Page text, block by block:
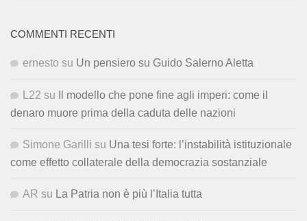
COMMENTI RECENTI
ernesto su Un pensiero su Guido Salerno Aletta
L22 su
Il modello che pone fine agli imperi: come il
denaro muore prima della caduta delle nazioni
Simone Garilli su Una tesi forte: l’instabilità istituzionale
come effetto collaterale della democrazia sostanziale
AR su La Patria non è più l’Italia tutta